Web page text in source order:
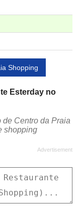
Shopping
Esterday no
Centro da Praia
shopping